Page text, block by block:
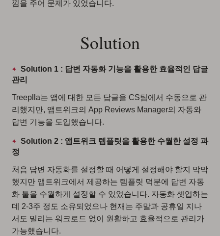
낌을 주어 문제가 있었습니다.
Solution
Solution 1 : 답변 자동화 기능을 활용한 효율적인 답글
관리
Treeplla는 앱에 대한 모든 답글을 CS팀에서 수동으로 관
리했지만, 앱트위크의 App Reviews Manager의 자동와
답변 기능을 도입했습니다.
Solution 2 : 앱트위크 텝플릿을 활용한 수월한 설정 과
정
처음 답변 자동화를 설정할 때 어떻게 설정해야 할지 막막
했지만 앱트위크에서 제공하는 템플릿 덕분에 답변 자동
화 툴을 수월하게 설정할 수 있었습니다. 자동화 셋업하는
데 2-3주 정도 소유되었으나 현재는 주말과 공휴일 지나
서도 밀리는 워크로드 없이 원활하고 효율적으로 관리가
가능했습니다.